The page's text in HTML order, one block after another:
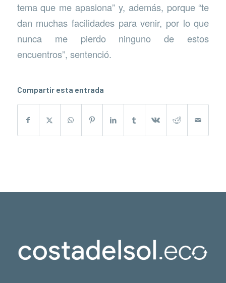
tema que me apasiona” y, además, porque “te
dan muchas facilidades para venir, por lo que
nunca me pierdo ninguno de estos
encuentros”, sentenció.
Compartir esta entrada